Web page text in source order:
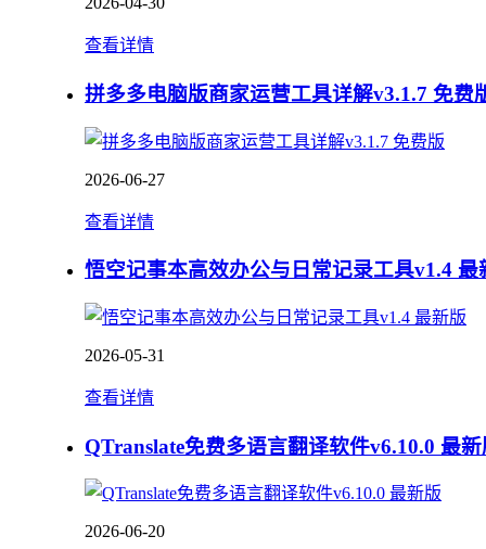
查看详情
拼多多电脑版商家运营工具详解v3.1.7 免费
2026-06-27
查看详情
悟空记事本高效办公与日常记录工具v1.4 最
2026-05-31
查看详情
QTranslate免费多语言翻译软件v6.10.0 最新
2026-06-20